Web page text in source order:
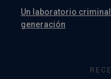
Un laboratorio
generación